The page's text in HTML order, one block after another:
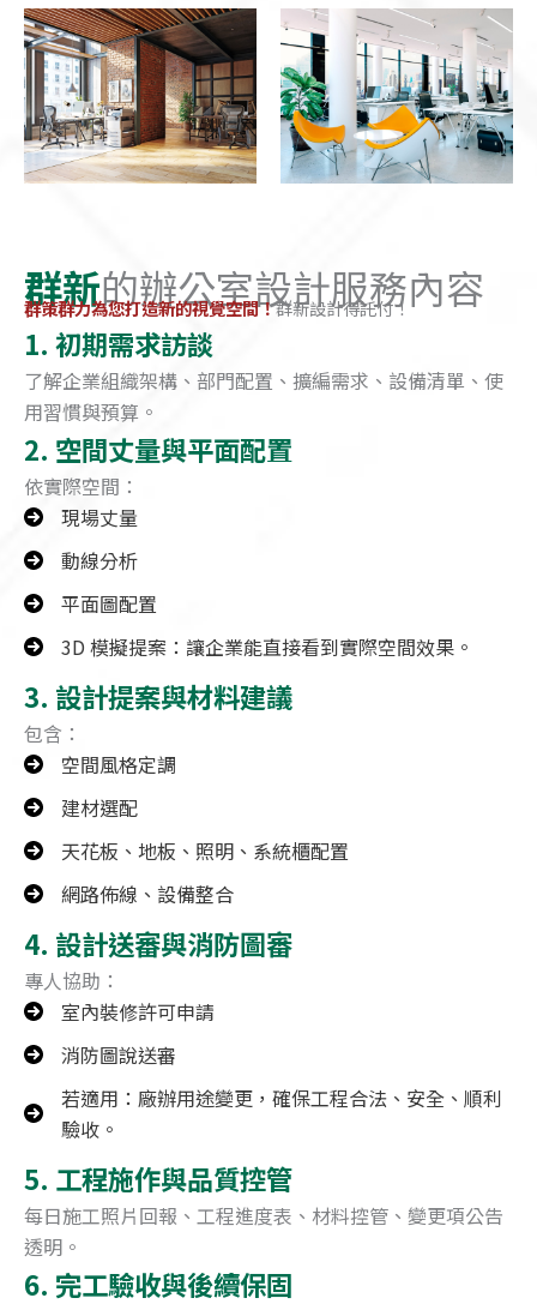
群新的辦公室設計服務內容
群策群力為您打造新的視覺空間！群新設計得託付！
1. 初期需求訪談
了解企業組織架構、部門配置、擴編需求、設備清單、使
用習慣與預算。
2. 空間丈量與平面配置
依實際空間：
現場丈量
動線分析
平面圖配置
3D 模擬提案：讓企業能直接看到實際空間效果。
3. 設計提案與材料建議
包含：
空間風格定調
建材選配
天花板、地板、照明、系統櫃配置
網路佈線、設備整合
4. 設計送審與消防圖審
專人協助：
室內裝修許可申請
消防圖說送審
若適用：廠辦用途變更，確保工程合法、安全、順利
驗收。
5. 工程施作與品質控管
每日施工照片回報、工程進度表、材料控管、變更項公告
透明。
6. 完工驗收與後續保固